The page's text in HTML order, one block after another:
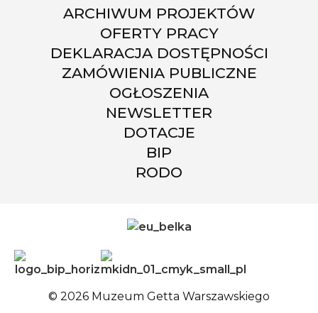
ARCHIWUM PROJEKTÓW
OFERTY PRACY
DEKLARACJA DOSTĘPNOŚCI
ZAMÓWIENIA PUBLICZNE
OGŁOSZENIA
NEWSLETTER
DOTACJE
BIP
RODO
© 2026 Muzeum Getta Warszawskiego